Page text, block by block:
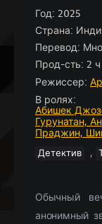
Год: 2025
Страна:
Перевод:
Прод-сть: 2
Режиссер:
В ролях:
Абишек
Гурунатан,
Праджин,
Детектив ,
Обычный
анонимный